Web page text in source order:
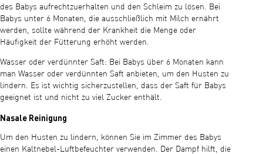
des Babys aufrechtzuerhalten und den Schleim zu lösen. Bei
Babys unter 6 Monaten, die ausschließlich mit Milch ernährt
werden, sollte während der Krankheit die Menge oder
Häufigkeit der Fütterung erhöht werden.
Wasser oder verdünnter Saft: Bei Babys über 6 Monaten kann
man Wasser oder verdünnten Saft anbieten, um den Husten zu
lindern. Es ist wichtig sicherzustellen, dass der Saft für Babys
geeignet ist und nicht zu viel Zucker enthält.
Nasale Reinigung
Um den Husten zu lindern, können Sie im Zimmer des Babys
einen Kaltnebel-Luftbefeuchter verwenden. Der Dampf hilft, die